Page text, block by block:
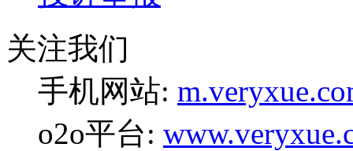
关注我们
手机网站:
o2o平台: